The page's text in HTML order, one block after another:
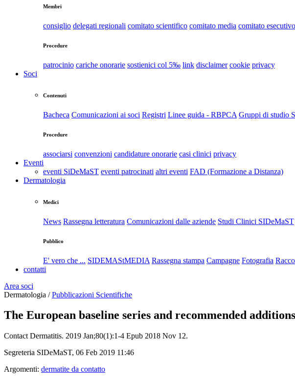
Membri
consiglio delegati regionali comitato scientifico comitato media comitato esecutivo
Procedure
patrocinio cariche onorarie sostienici col 5‰ link disclaimer cookie privacy
Soci
Contenuti
Bacheca Comunicazioni ai soci Registri Linee guida - RBPCA Gruppi di studio
Procedure
associarsi convenzioni candidature onorarie casi clinici privacy
Eventi
eventi SiDeMaST eventi patrocinati altri eventi FAD (Formazione a Distanza)
Dermatologia
Medici
News Rassegna letteratura Comunicazioni dalle aziende Studi Clinici SIDeMaST
Pubblico
E' vero che ... SIDEMAStMEDIA Rassegna stampa Campagne Fotografia
contatti
Area soci
Dermatologia /Pubblicazioni Scientifiche
The European baseline series and recommended
Contact Dermatitis. 2019 Jan;80(1):1-4 Epub 2018 Nov 12.
Segreteria SIDeMaST, 06 Feb 2019 11:46
Argomenti: dermatite da contatto